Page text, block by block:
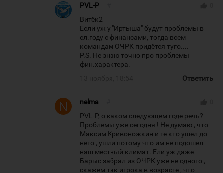
PVL-P
Витёк2
Если уж у "Иртыша" будут проблемы в
сл.году с финансами, тогда всем
командам ОЧРК придётся туго....
P.S. Не знаю точно про проблемы
фин.характера.
Ответить
nelma
PVL-P, о каком следующем годе речь?
Проблемы уже сегодня ! Не думаю , что
Максим Кривоножкин и те кто ушел до
него , ушли потому что им не подошел
наш местный климат. Ели уж даже
Барыс забрал из ОЧРК уже не одного ,
скажем так игрока в возрасте , что